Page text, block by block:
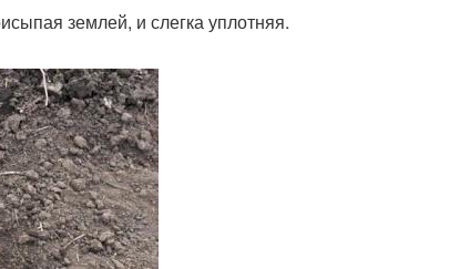
землей, и слегка уплотняя.